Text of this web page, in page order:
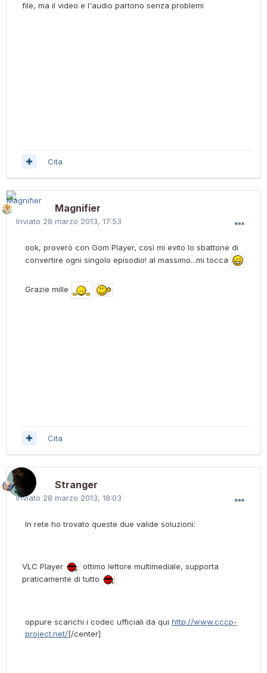
file, ma il video e l'audio partono senza problemi
Cita
Magnifier
Inviato 28 marzo 2013, 17:53
ook, proverò con Gom Player, così mi evito lo sbattone di
convertire ogni singolo episodio! al massimo...mi tocca
Grazie mille
Cita
Stranger
Inviato 28 marzo 2013, 18:03
In rete ho trovato queste due valide soluzioni:
VLC Player
ottimo lettore multimediale, supporta
praticamente di tutto
oppure scarichi i codec ufficiali da qui http://www.cccp-
project.net/[/center]